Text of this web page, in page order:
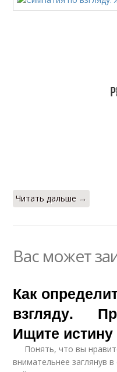
Читать дальше →
Вас может
Как
взгляду.
Ищите истину
Понять, что вы
внимательнее заглянув